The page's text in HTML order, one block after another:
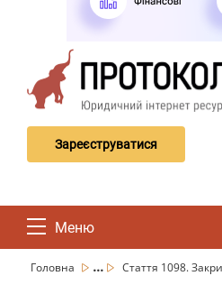
Зареєструватися
Меню
Головна ... Стаття 1098.